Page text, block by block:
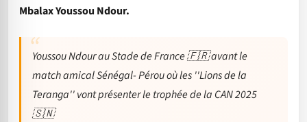
Mbalax Youssou Ndour.
Youssou Ndour au Stade de France 🇫🇷 avant le
match amical Sénégal- Pérou où les ''Lions de la
Teranga'' vont présenter le trophée de la CAN 2025
🇸🇳